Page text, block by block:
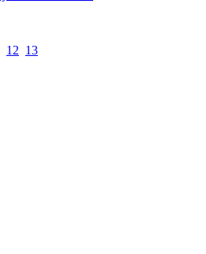
12 13